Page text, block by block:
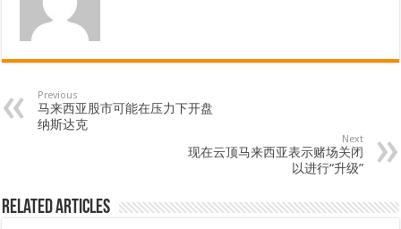
Previous
马来西亚股市可能在压力下开盘
纳斯达克
Next
现在云顶马来西亚表示赌场关闭
以进行“升级”
Related Articles